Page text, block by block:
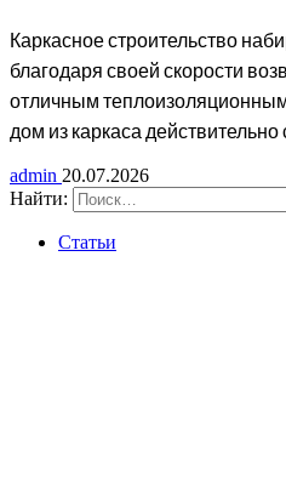
Каркасное строительство
благодаря своей скорости
отличным
дом из каркаса действительно
admin 20.07.2026
Найти:
Статьи